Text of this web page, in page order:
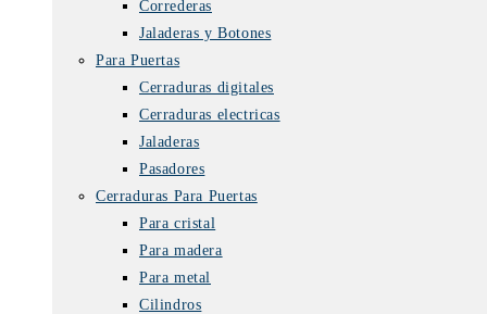
Correderas
Jaladeras y Botones
Para Puertas
Cerraduras digitales
Cerraduras electricas
Jaladeras
Pasadores
Cerraduras Para Puertas
Para cristal
Para madera
Para metal
Cilindros